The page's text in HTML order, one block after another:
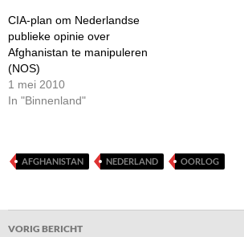
CIA-plan om Nederlandse
publieke opinie over
Afghanistan te manipuleren
(NOS)
1 mei 2010
In "Binnenland"
AFGHANISTAN NEDERLAND OORLOG
Bericht
VORIG BERICHT